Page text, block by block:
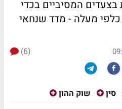
המסיביים בכדי
מעלה - מדד שנחאי
(6)
סין שוק ההון